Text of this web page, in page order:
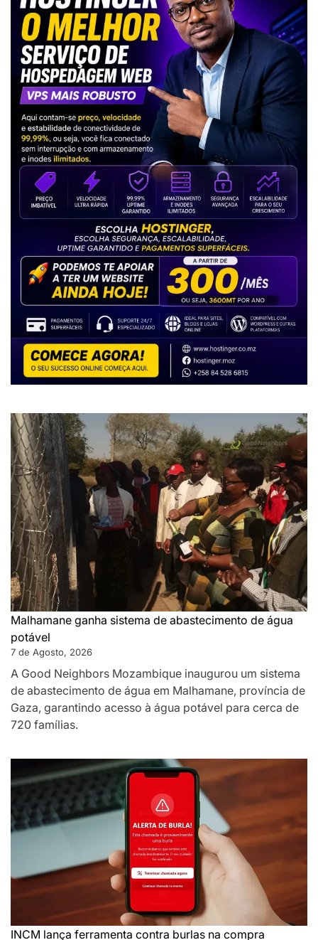
Malhamane ganha sistema de abastecimento de água
potável
7 de Agosto, 2026
A Good Neighbors Mozambique inaugurou um sistema
de abastecimento de água em Malhamane, província de
Gaza, garantindo acesso à água potável para cerca de
720 famílias.
INCM lança ferramenta contra burlas na compra